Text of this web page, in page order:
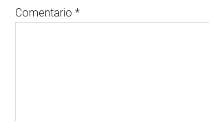
Comentario*